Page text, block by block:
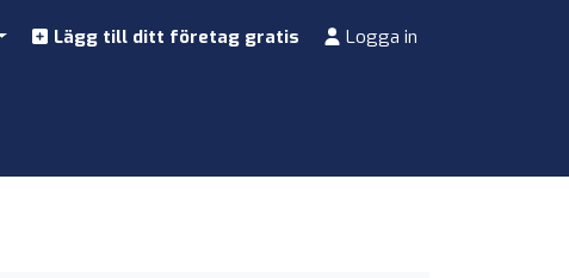
Lägg till ditt företag gratis Logga in